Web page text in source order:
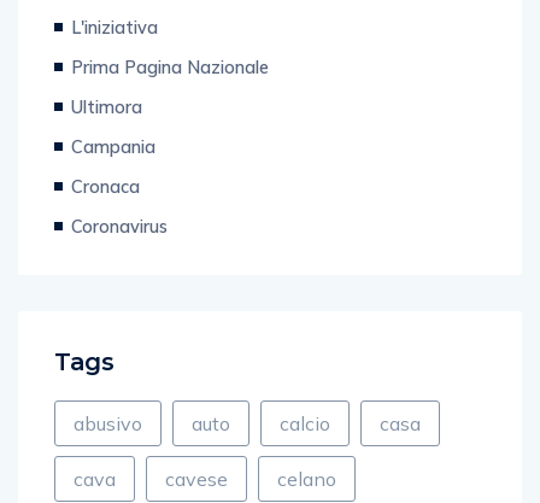
L'iniziativa
Prima Pagina Nazionale
Ultimora
Campania
Cronaca
Coronavirus
Tags
abusivo auto calcio casa
cava cavese celano